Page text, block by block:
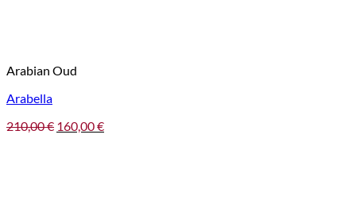
Arabian Oud
Arabella
210,00€ Pôvodná
160,00€Aktuálna